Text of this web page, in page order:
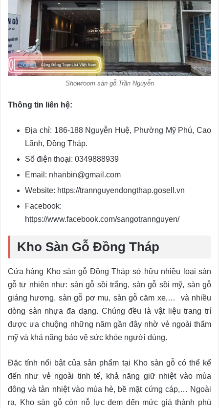
Showroom sàn gỗ Trần Nguyễn
Thông tin liên hệ:
Địa chỉ: 186-188 Nguyễn Huệ, Phường Mỹ Phú, Cao
Lãnh, Đồng Tháp.
Số điện thoại: 0349888939
Email: nhanbin@gmail.com
Website: https://trannguyendongthap.gosell.vn
Facebook:
https://www.facebook.com/sangotrannguyen/
Kho Sàn Gỗ Đồng Tháp
Cửa hàng Kho sàn gỗ Đồng Tháp sở hữu nhiều loại sàn
gỗ tự nhiên như: sàn gỗ sồi trắng, sàn gỗ sồi mỹ, sàn gỗ
giáng hương, sàn gỗ pơ mu, sàn gỗ căm xe,… và nhiều
dòng sàn nhựa đa dạng. Chúng đều là vật liệu trang trí
được ưa chuộng những năm gần đây nhờ vẻ ngoài thẩm
mỹ và khả năng bảo vệ sức khỏe người dùng.
Đặc tính nổi bật của sản phẩm tại Kho sàn gỗ có thể kể
đến như vẻ ngoài tinh tế, khả năng giữ nhiệt vào mùa
đông và tản nhiệt vào mùa hè, bề mặt cứng cáp,… Ngoài
ra, Kho sàn gỗ còn nỗ lực đem đến mức giá thành phù